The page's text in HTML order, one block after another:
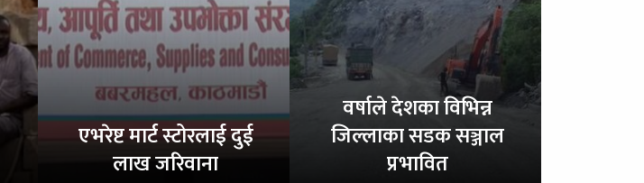
एभरेष्ट मार्ट स्टोरलाई दुई
लाख जरिवाना
वर्षाले देशका विभिन्न
जिल्लाका सडक सञ्जाल
प्रभावित